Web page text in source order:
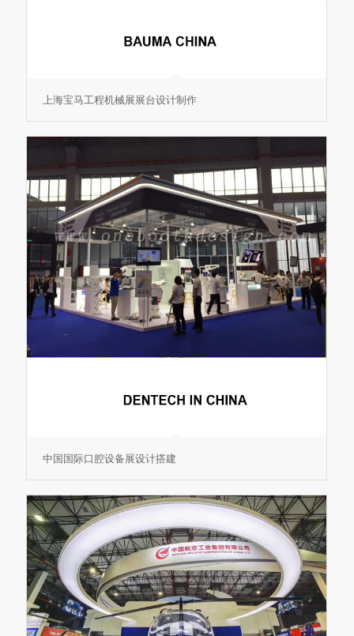
上海宝马工程机械展展台设计制作
中国国际口腔设备展设计搭建